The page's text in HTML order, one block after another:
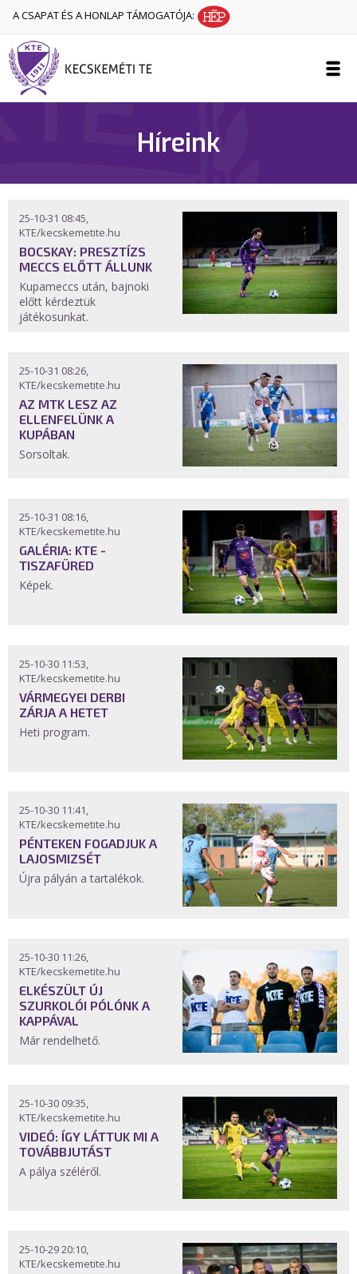
A CSAPAT ÉS A HONLAP TÁMOGATÓJA:
Híreink
25-10-31 08:45,
KTE/kecskemetite.hu
BOCSKAY: PRESZTÍZS
MECCS ELŐTT ÁLLUNK
Kupameccs után, bajnoki
előtt kérdeztük
játékosunkat.
25-10-31 08:26,
KTE/kecskemetite.hu
AZ MTK LESZ AZ
ELLENFELÜNK A
KUPÁBAN
Sorsoltak.
25-10-31 08:16,
KTE/kecskemetite.hu
GALÉRIA: KTE -
TISZAFÜRED
Képek.
25-10-30 11:53,
KTE/kecskemetite.hu
VÁRMEGYEI DERBI
ZÁRJA A HETET
Heti program.
25-10-30 11:41,
KTE/kecskemetite.hu
PÉNTEKEN FOGADJUK A
LAJOSMIZSÉT
Újra pályán a tartalékok.
25-10-30 11:26,
KTE/kecskemetite.hu
ELKÉSZÜLT ÚJ
SZURKOLÓI PÓLÓNK A
KAPPÁVAL
Már rendelhető.
25-10-30 09:35,
KTE/kecskemetite.hu
VIDEÓ: ÍGY LÁTTUK MI A
TOVÁBBJUTÁST
A pálya széléről.
25-10-29 20:10,
KTE/kecskemetite.hu